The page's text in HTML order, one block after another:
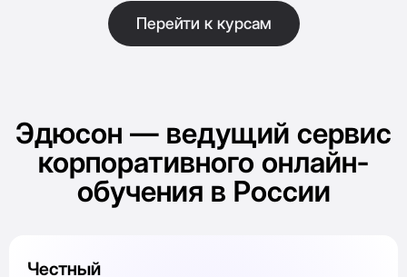
Перейти к курсам
Эдюсон — ведущий сервис
корпоративного онлайн-
обучения в России
Честный